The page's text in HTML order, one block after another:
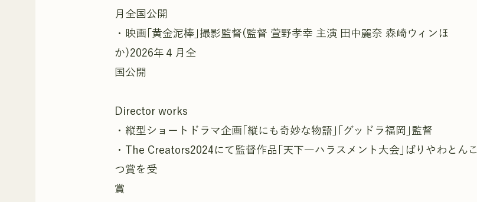
月全国公開
・映画｢黄金泥棒｣撮影監督(監督 萱野孝幸 主演 田中麗奈 森崎ウィンほ
か)2026年４月全
国公開
Director works
・縦型ショートドラマ企画｢縦にも奇妙な物語｣｢グッドラ福岡｣監督
・The Creators2024にて監督作品｢天下一ハラスメント大会｣ばりやわとんこ
つ賞を受
賞